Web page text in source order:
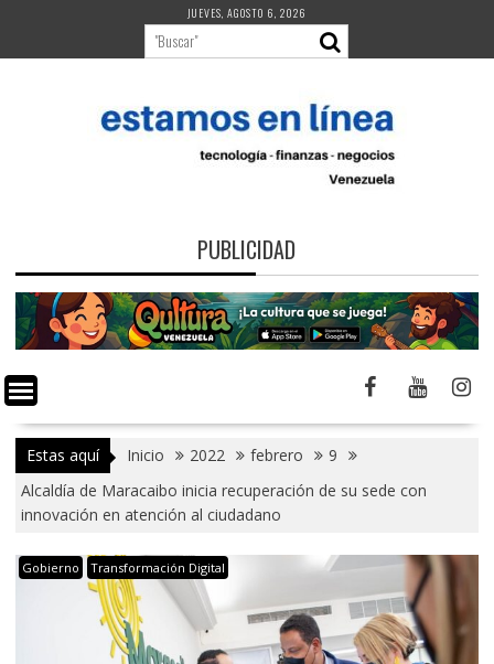
contenido
JUEVES, AGOSTO 6, 2026
PUBLICIDAD
Estas aquí Inicio 2022 febrero
9
Alcaldía de Maracaibo inicia recuperación de su sede con
innovación en atención al ciudadano
Gobierno Transformación Digital